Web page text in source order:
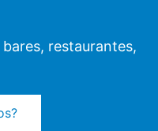
restaurantes,